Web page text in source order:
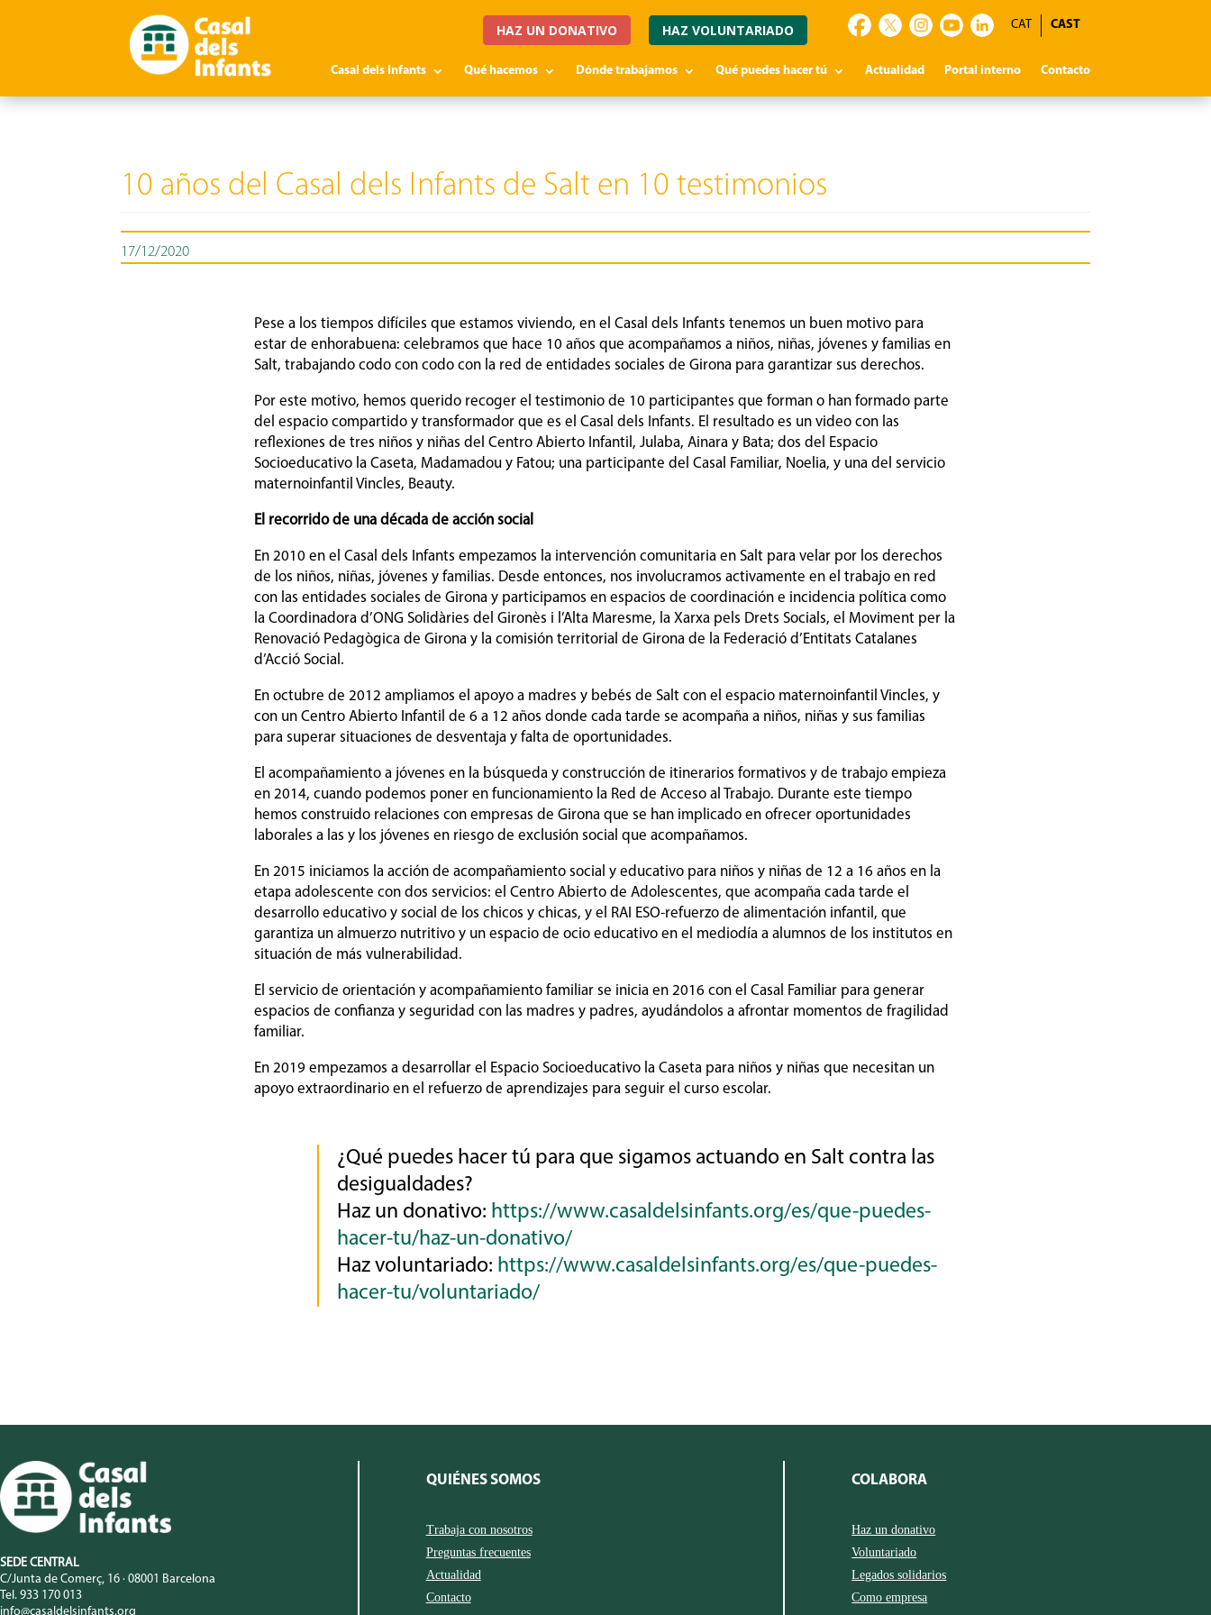
HAZ UN DONATIVO HAZ VOLUNTARIADO CAST
CAT
Casal dels Infants Qué hacemos Dónde trabajamos Qué puedes hacer tú Actualidad Portal interno Contacto
10 años del Casal dels Infants de Salt en 10 testimonios
17/12/2020
Pese a los tiempos difíciles que estamos viviendo, en el Casal dels Infants tenemos un buen motivo para
estar de enhorabuena: celebramos que hace 10 años que acompañamos a niños, niñas, jóvenes y familias en
Salt, trabajando codo con codo con la red de entidades sociales de Girona para garantizar sus derechos.
Por este motivo, hemos querido recoger el testimonio de 10 participantes que forman o han formado parte
del espacio compartido y transformador que es el Casal dels Infants. El resultado es un video con las
reflexiones de tres niños y niñas del Centro Abierto Infantil, Julaba, Ainara y Bata; dos del Espacio
Socioeducativo la Caseta, Madamadou y Fatou; una participante del Casal Familiar, Noelia, y una del servicio
maternoinfantil Vincles, Beauty.
El recorrido de una década de acción social
En 2010 en el Casal dels Infants empezamos la intervención comunitaria en Salt para velar por los derechos
de los niños, niñas, jóvenes y familias. Desde entonces, nos involucramos activamente en el trabajo en red
con las entidades sociales de Girona y participamos en espacios de coordinación e incidencia política como
la Coordinadora d’ONG Solidàries del Gironès i l’Alta Maresme, la Xarxa pels Drets Socials, el Moviment per la
Renovació Pedagògica de Girona y la comisión territorial de Girona de la Federació d’Entitats Catalanes
d’Acció Social.
En octubre de 2012 ampliamos el apoyo a madres y bebés de Salt con el espacio maternoinfantil Vincles, y
con un Centro Abierto Infantil de 6 a 12 años donde cada tarde se acompaña a niños, niñas y sus familias
para superar situaciones de desventaja y falta de oportunidades.
El acompañamiento a jóvenes en la búsqueda y construcción de itinerarios formativos y de trabajo empieza
en 2014, cuando podemos poner en funcionamiento la Red de Acceso al Trabajo. Durante este tiempo
hemos construido relaciones con empresas de Girona que se han implicado en ofrecer oportunidades
laborales a las y los jóvenes en riesgo de exclusión social que acompañamos.
En 2015 iniciamos la acción de acompañamiento social y educativo para niños y niñas de 12 a 16 años en la
etapa adolescente con dos servicios: el Centro Abierto de Adolescentes, que acompaña cada tarde el
desarrollo educativo y social de los chicos y chicas, y el RAI ESO-refuerzo de alimentación infantil, que
garantiza un almuerzo nutritivo y un espacio de ocio educativo en el mediodía a alumnos de los institutos en
situación de más vulnerabilidad.
El servicio de orientación y acompañamiento familiar se inicia en 2016 con el Casal Familiar para generar
espacios de confianza y seguridad con las madres y padres, ayudándolos a afrontar momentos de fragilidad
familiar.
En 2019 empezamos a desarrollar el Espacio Socioeducativo la Caseta para niños y niñas que necesitan un
apoyo extraordinario en el refuerzo de aprendizajes para seguir el curso escolar.
¿Qué puedes hacer tú para que sigamos actuando en Salt contra las
desigualdades?
Haz un donativo: https://www.casaldelsinfants.org/es/que-puedes-
hacer-tu/haz-un-donativo/
Haz voluntariado: https://www.casaldelsinfants.org/es/que-puedes-
hacer-tu/voluntariado/
SEDE CENTRAL
C/Junta de Comerç, 16 · 08001 Barcelona
Tel. 933 170 013
info@casaldelsinfants.org
QUIÉNES SOMOS
Trabaja con nosotros
Preguntas frecuentes
Actualidad
Contacto
COLABORA
Haz un donativo
Voluntariado
Legados solidarios
Como empresa